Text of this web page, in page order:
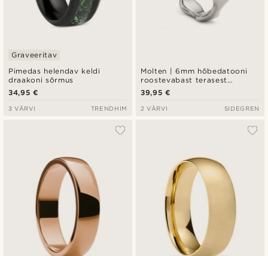
Pimedas helendav keldi
draakoni sõrmus
Graveeritav
34,95 €
3 VÄRVI TRENDHIM
Molten | 6mm hõbedatooni
roostevabast terasest
laineline sõrmus
39,95 €
2 VÄRVI SIDEGREN